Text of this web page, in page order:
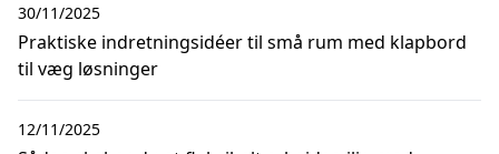
Praktiske indretningsidéer til små rum med klapbord
til væg løsninger
30/11/2025
12/11/2025